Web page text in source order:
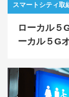
スマートシティ取
ローカル５
ーカル５G